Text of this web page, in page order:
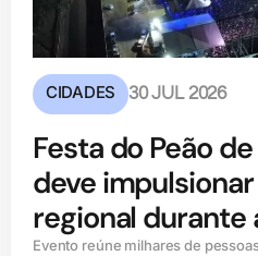
CIDADES 30 JUL 2026
Festa do Peão
deve
regional durante
Evento reúne milhares de